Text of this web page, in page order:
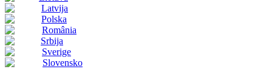
Latvija
Polska
România
Srbija
Sverige
Slovensko